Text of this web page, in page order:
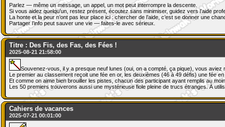
Parlez — même un message, un appel, un mot peut interrompre la descente.
Si vous aidez quelqu’un, restez présent, écoutez sans minimiser, guidez vers l’aide
La honte et la peur n’ont pas leur place ici : chercher de l’aide, c’est se donner une
Partager l’info peut sauver une vie — faites-le avec sérieux.
Titre : Des Fis, des Fas, des Fées !
2025-08-21 21:58:00
Souvenez-vous, il y a presque neuf lunes (oui, on a compté, ça pique), vous
Le premier au classement reçoit une fée en or, les deuxièmes (46 à 49 défis) une fée
Et comme on aime bien brouiller les pistes, chacun des participant ayant remplis au
Les 50 premiers trouverons aussi une mystérieuse fiole pleine de trucs étranges. À
Cahiers de vacances
2025-07-21 00:01:00